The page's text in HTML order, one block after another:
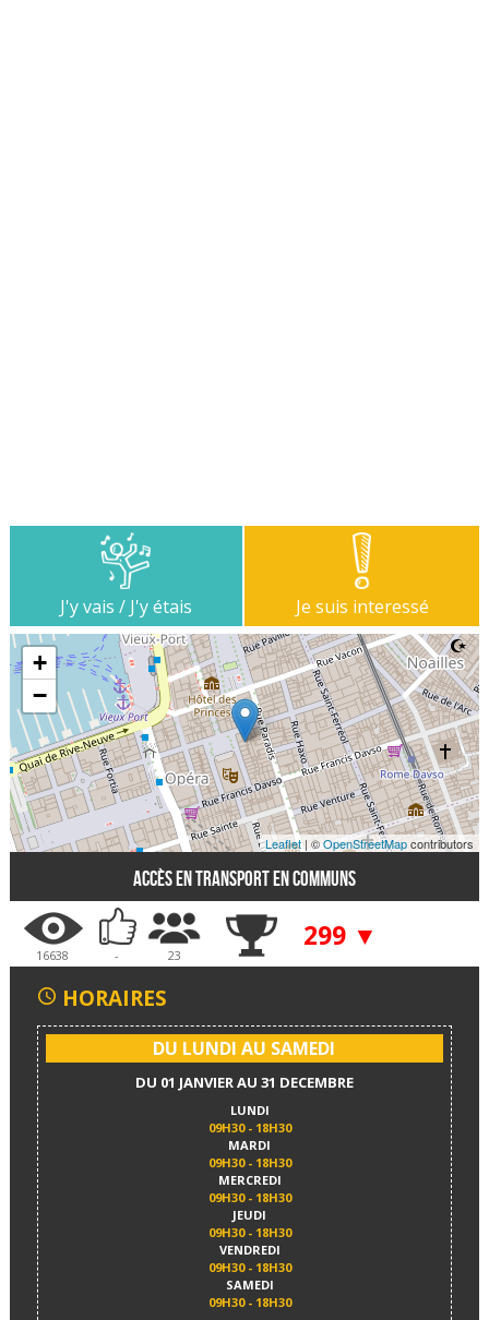
J'y vais / J'y étais Je suis interessé
+
−
Leaflet| ©OpenStreetMapcontributors
Accès en transport en communs
16638 - 23
299 ▼
HORAIRES
DU LUNDI AU SAMEDI
DU 01 JANVIER AU 31 DECEMBRE
LUNDI
09H30 - 18H30
MARDI
09H30 - 18H30
MERCREDI
09H30 - 18H30
JEUDI
09H30 - 18H30
VENDREDI
09H30 - 18H30
SAMEDI
09H30 - 18H30